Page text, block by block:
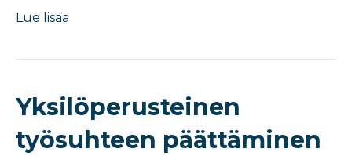
Lue lisää
Yksilöperusteinen
työsuhteen päättäminen